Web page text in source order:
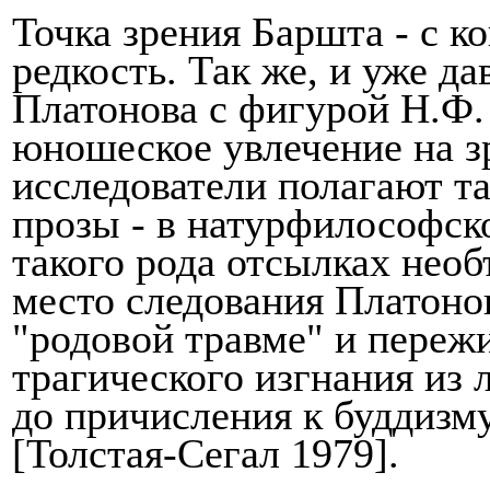
Точка зрения Баршта - с
редкость. Так же, и уже
Платонова с фигурой Н.Ф.
юношеское ув­лечение на
исследователи полагают
прозы - в
такого рода отсылках
место следования
"родовой травме" и
трагического изгнания
до причисления к
[Толстая-Сегал 1979].